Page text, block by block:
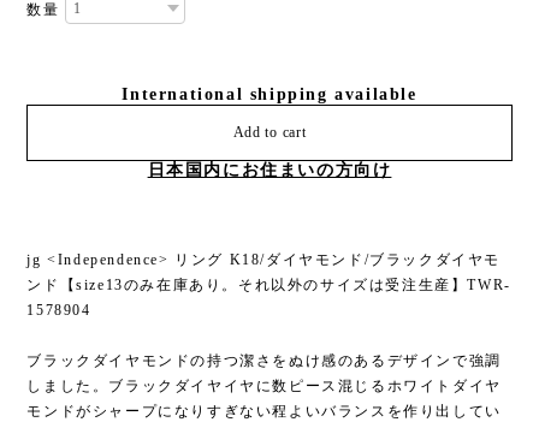
数量
International shipping available
Add to cart
日本国内にお住まいの方向け
jg <Independence> リング K18/ダイヤモンド/ブラックダイヤモ
ンド【size13のみ在庫あり。それ以外のサイズは受注生産】TWR-
1578904
ブラックダイヤモンドの持つ潔さをぬけ感のあるデザインで強調
しました。ブラックダイヤイヤに数ピース混じるホワイトダイヤ
モンドがシャープになりすぎない程よいバランスを作り出してい